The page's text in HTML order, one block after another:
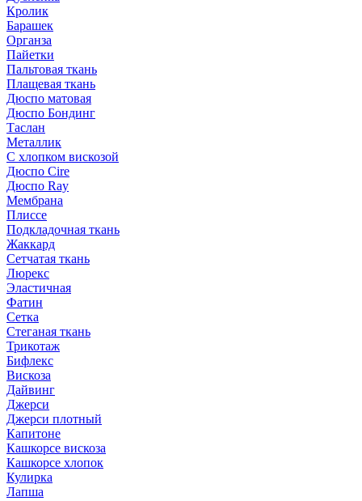
Кролик
Барашек
Органза
Пайетки
Пальтовая ткань
Плащевая ткань
Дюспо матовая
Дюспо Бондинг
Таслан
Металлик
С хлопком вискозой
Дюспо Cire
Дюспо Ray
Мембрана
Плиссе
Подкладочная ткань
Жаккард
Сетчатая ткань
Люрекс
Эластичная
Фатин
Сетка
Стеганая ткань
Трикотаж
Бифлекс
Вискоза
Дайвинг
Джерси
Джерси плотный
Капитоне
Кашкорсе вискоза
Кашкорсе хлопок
Кулирка
Лапша